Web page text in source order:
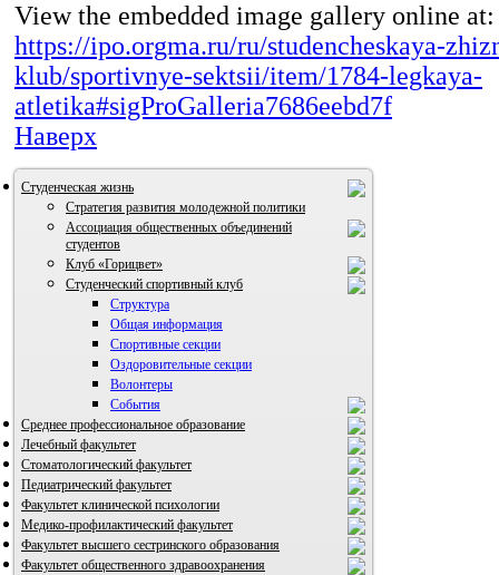
View the embedded image gallery online at:
https://ipo.orgma.ru/ru/studencheskaya-
klub/sportivnye-sektsii/item/1784-legkaya-
atletika#sigProGalleria7686eebd7f
Наверх
Студенческая жизнь
Стратегия развития молодежной политики
Ассоциация общественных объединений
студентов
ВИА "Полигон"
Клуб «Горицвет»
Студенческий спортивный клуб
Структура
Общая информация
Спортивные секции
Оздоровительные секции
Волонтеры
События
Среднее профессиональное образование
Лечебный факультет
Стоматологический факультет
Педиатрический факультет
Факультет клинической психологии
Медико-профилактический факультет
Факультет высшего сестринского образования
Факультет общественного здравоохранения